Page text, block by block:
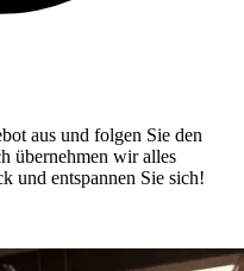
aus und folgen Sie den
übernehmen wir alles
und entspannen Sie sich!